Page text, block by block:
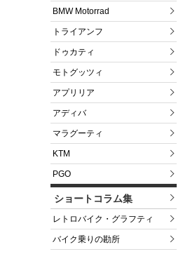
BMW Motorrad
トライアンフ
ドゥカティ
モトグッツィ
アプリリア
アディバ
マラグーティ
KTM
PGO
ショートコラム集
レトロバイク・グラフティ
バイク乗りの勘所